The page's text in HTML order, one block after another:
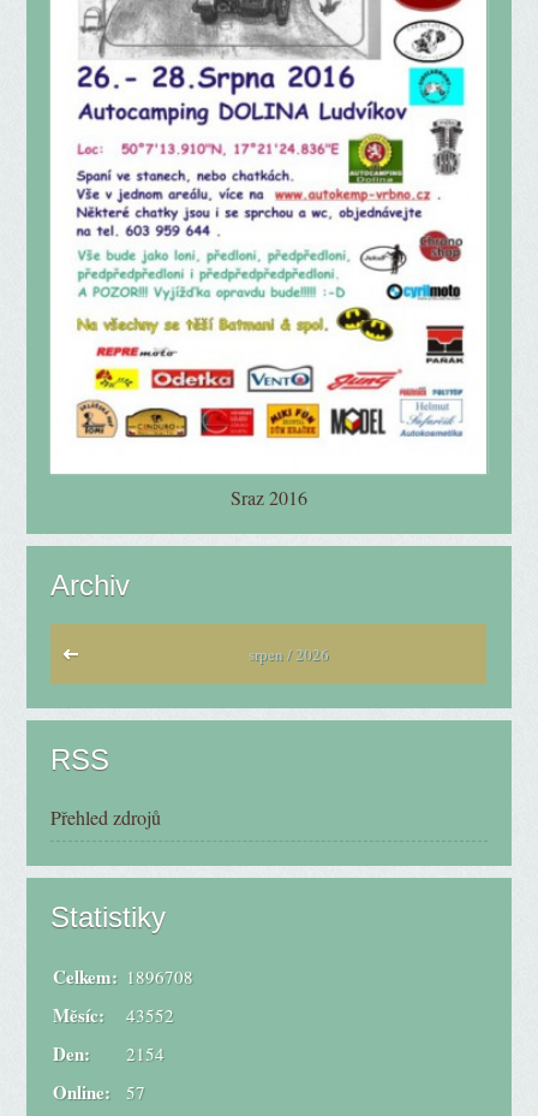
Sraz 2016
Archiv
srpen / 2026
RSS
Přehled zdrojů
Statistiky
Online: 57
Celkem: 1896708
Měsíc: 43552
Den: 2154